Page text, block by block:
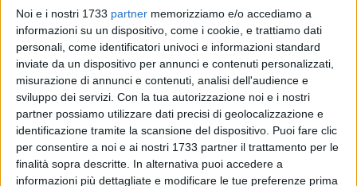
Noi e i nostri 1733 partner memorizziamo e/o accediamo a
informazioni su un dispositivo, come i cookie, e trattiamo dati
personali, come identificatori univoci e informazioni standard
inviate da un dispositivo per annunci e contenuti personalizzati,
misurazione di annunci e contenuti, analisi dell'audience e
sviluppo dei servizi. Con la tua autorizzazione noi e i nostri
partner possiamo utilizzare dati precisi di geolocalizzazione e
identificazione tramite la scansione del dispositivo. Puoi fare clic
per consentire a noi e ai nostri 1733 partner il trattamento per le
finalità sopra descritte. In alternativa puoi accedere a
informazioni più dettagliate e modificare le tue preferenze prima
Treni a lunga percorrenza rallentano in prossimità degli
attraversamenti. Ritardi sino a 60 minuti su tutta la tratta
adriatica pugliese. Aggiornamenti sul sito di Trenitalia».
AGGIORNAMENTI
Una Fiat Punto è finita sui binari nella stazione di Bari-Santo
Spirito. Si trovava all'interno del piazzale per cause ancora in
via d'accertamento da parte della Polizia Locale del
capoluogo giunta sul posto. L'autovettura è stata rimossa
dai binari intorno alle 18.15 grazie ad una operazione